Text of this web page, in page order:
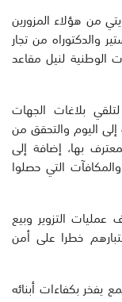
من هؤلاء المزورين
والدكتوراه من تجار
الوطنية لنيل مقاعد
بلاغات الجهات
الشهادات منذ 10 سنوات إلى اليوم والتحقق من
بها، إضافة إلى
التي حصلوا
التزوير وبيع
خطرا على أمن
يفخر بكفاءات أبنائه